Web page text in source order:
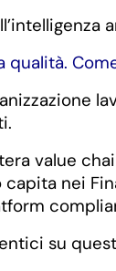
qualità.
value
nei
su